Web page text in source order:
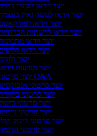
יוצר וידאו לסיורי
יוצר וידאו לעשה זאת
יוצר וידאו
יוצר וידאו לרשתות
יוצר וידאו
יוצר וידאו
יוצר
יוצר מודעות
יוצר סרטוני Q&A
יוצר סרטוני
יוצר סרטוני
יוצר סרטוני
יוצר סרטוני
יוצר סרטוני דיבוב
יוצר סרטוני